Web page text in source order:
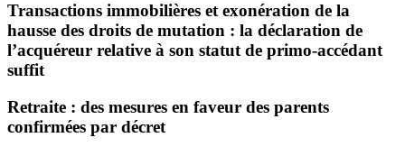
Transactions immobilières et exonération de la
hausse des droits de mutation : la déclaration de
l’acquéreur relative à son statut de primo-accédant
suffit
Retraite : des mesures en faveur des parents
confirmées par décret